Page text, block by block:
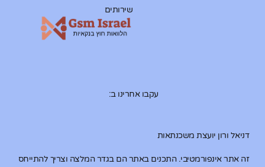
דניאל ורון יועצת משכנתאות
זה אתר אינפורמטיבי. התכנים באתר הם בגדר המלצה וצריך להתייחס
שירותים
עקבו אחרינו ב: